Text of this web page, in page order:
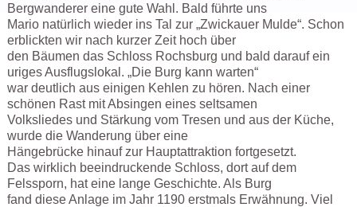
Bergwanderer eine gute Wahl. Bald führte uns
Mario natürlich wieder ins Tal zur „Zwickauer Mulde“. Schon
erblickten wir nach kurzer Zeit hoch über
den Bäumen das Schloss Rochsburg und bald darauf ein
uriges Ausflugslokal. „Die Burg kann warten“
war deutlich aus einigen Kehlen zu hören. Nach einer
schönen Rast mit Absingen eines seltsamen
Volksliedes und Stärkung vom Tresen und aus der Küche,
wurde die Wanderung über eine
Hängebrücke hinauf zur Hauptattraktion fortgesetzt.
Das wirklich beeindruckende Schloss, dort auf dem
Felssporn, hat eine lange Geschichte. Als Burg
fand diese Anlage im Jahr 1190 erstmals Erwähnung. Viel